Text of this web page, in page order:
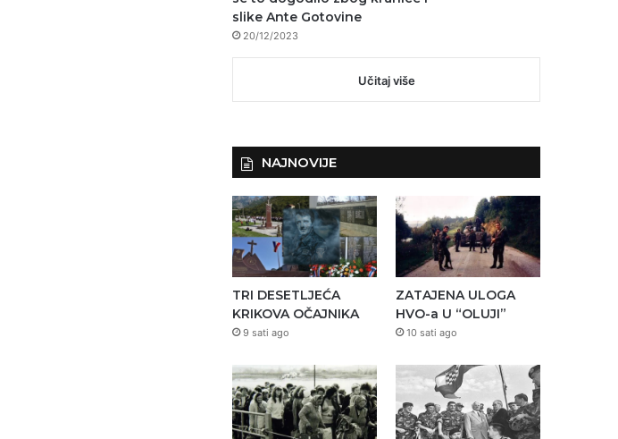
slike Ante Gotovine
20/12/2023
Učitaj više
NAJNOVIJE
TRI DESETLJEĆA
KRIKOVA OČAJNIKA
9 sati ago
ZATAJENA ULOGA
HVO-a U “OLUJI”
10 sati ago